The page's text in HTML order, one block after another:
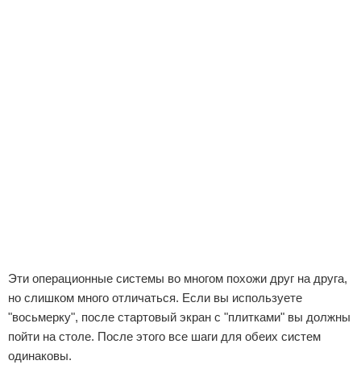
Эти операционные системы во многом похожи друг на друга,
но слишком много отличаться. Если вы используете
"восьмерку", после стартовый экран с "плитками" вы должны
пойти на столе. После этого все шаги для обеих систем
одинаковы.